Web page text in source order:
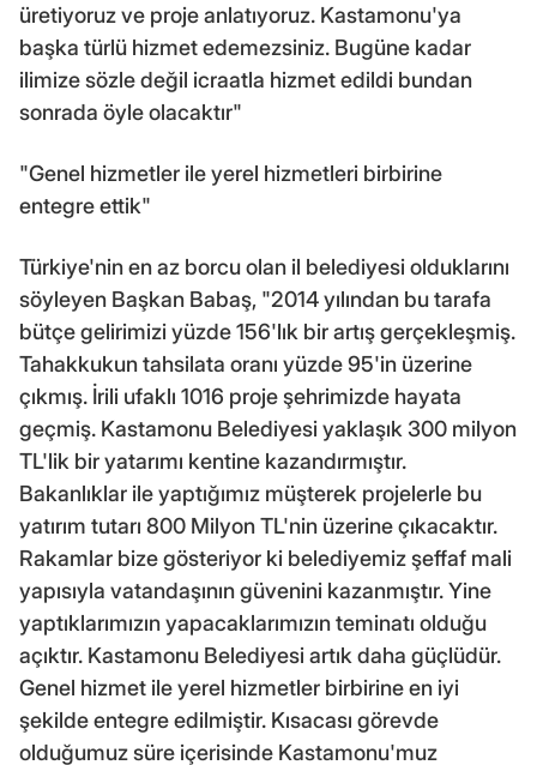
üretiyoruz ve proje anlatıyoruz. Kastamonu'ya
başka türlü hizmet edemezsiniz. Bugüne kadar
ilimize sözle değil icraatla hizmet edildi bundan
sonrada öyle olacaktır"
"Genel hizmetler ile yerel hizmetleri birbirine
entegre ettik"
Türkiye'nin en az borcu olan il belediyesi olduklarını
söyleyen Başkan Babaş, "2014 yılından bu tarafa
bütçe gelirimizi yüzde 156'lık bir artış gerçekleşmiş.
Tahakkukun tahsilata oranı yüzde 95'in üzerine
çıkmış. İrili ufaklı 1016 proje şehrimizde hayata
geçmiş. Kastamonu Belediyesi yaklaşık 300 milyon
TL'lik bir yatarımı kentine kazandırmıştır.
Bakanlıklar ile yaptığımız müşterek projelerle bu
yatırım tutarı 800 Milyon TL'nin üzerine çıkacaktır.
Rakamlar bize gösteriyor ki belediyemiz şeffaf mali
yapısıyla vatandaşının güvenini kazanmıştır. Yine
yaptıklarımızın yapacaklarımızın teminatı olduğu
açıktır. Kastamonu Belediyesi artık daha güçlüdür.
Genel hizmet ile yerel hizmetler birbirine en iyi
şekilde entegre edilmiştir. Kısacası görevde
olduğumuz süre içerisinde Kastamonu'muz